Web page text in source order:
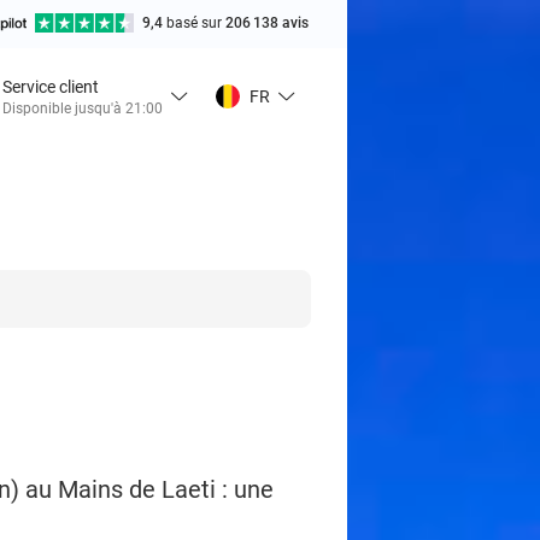
9,4 basé sur 206 138 avis
Service client
Disponible jusqu'à 21:00
FR
au Mains de Laeti : une